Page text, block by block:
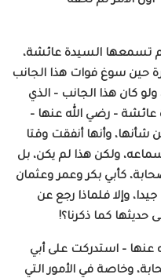
تسمعها السيدة عائشة،
حين سوغ فوات هذا الجانب
كان هذا الجانب – الذي
عائشة – رضي الله عنها –
شأنها، وأنها أنفقت وقتا
ولكن هذا لم يكن، بل
كأبي بكر وعمر وعثمان
وإلا فلماذا رجع عن
كما ذكرنا؟!
عنها – استدركت على أبي
وخاصة في الأمور التي